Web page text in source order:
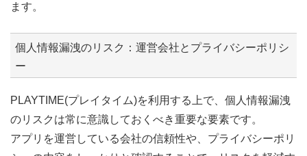
ます。
個人情報漏洩のリスク：運営会社とプライバシーポリシ
ー
PLAYTIME(プレイタイム)を利用する上で、個人情報漏洩
のリスクは常に意識しておくべき重要な要素です。
アプリを運営している会社の信頼性や、プライバシーポリ